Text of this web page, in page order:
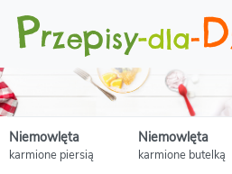
Niemowlęta
karmione piersią
Niemowlęta
karmione butelką